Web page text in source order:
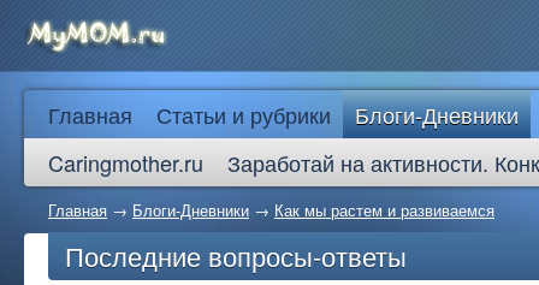
Главная Статьи и рубрики
Блоги-Дневники
Caringmother.ru
Заработай на активности.
Главная → Блоги-Дневники → Как мы растем и развиваемся
Последние вопросы-ответы